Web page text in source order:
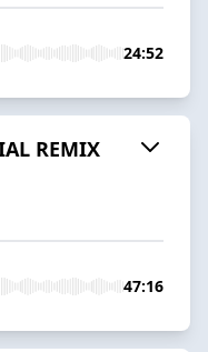
24:52
REMIX
47:16